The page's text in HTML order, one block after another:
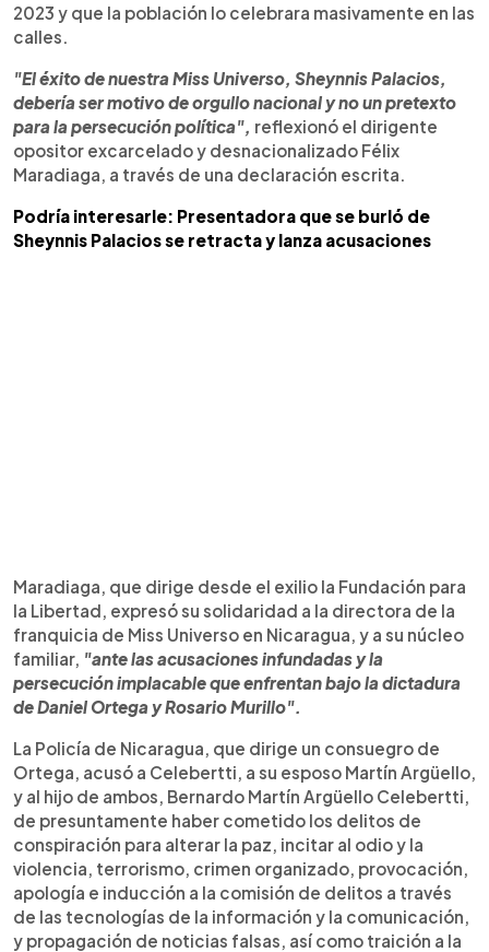
2023 y que la población lo celebrara masivamente en las
calles.
"El éxito de nuestra Miss Universo, Sheynnis Palacios,
debería ser motivo de orgullo nacional y no un pretexto
para la persecución política", reflexionó el dirigente
opositor excarcelado y desnacionalizado Félix
Maradiaga, a través de una declaración escrita.
Podría interesarle: Presentadora que se burló de
Sheynnis Palacios se retracta y lanza acusaciones
Maradiaga, que dirige desde el exilio la Fundación para
la Libertad, expresó su solidaridad a la directora de la
franquicia de Miss Universo en Nicaragua, y a su núcleo
familiar, "ante las acusaciones infundadas y la
persecución implacable que enfrentan bajo la dictadura
de Daniel Ortega y Rosario Murillo".
La Policía de Nicaragua, que dirige un consuegro de
Ortega, acusó a Celebertti, a su esposo Martín Argüello,
y al hijo de ambos, Bernardo Martín Argüello Celebertti,
de presuntamente haber cometido los delitos de
conspiración para alterar la paz, incitar al odio y la
violencia, terrorismo, crimen organizado, provocación,
apología e inducción a la comisión de delitos a través
de las tecnologías de la información y la comunicación,
y propagación de noticias falsas, así como traición a la